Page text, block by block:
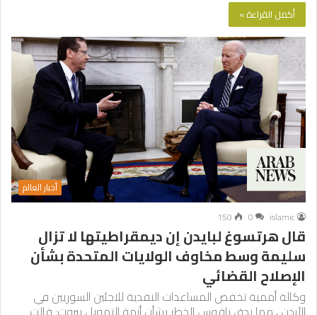
أكمل القراءة »
أخبار العالم
islamic
0
150
قال هرتسوغ لبايدن إن ديمقراطيتها لا تزال
سليمة وسط مخاوف الولايات المتحدة بشأن
الإصلاح القضائي
وكالة أممية تخفض المساعدات النقدية للاجئين السوريين في